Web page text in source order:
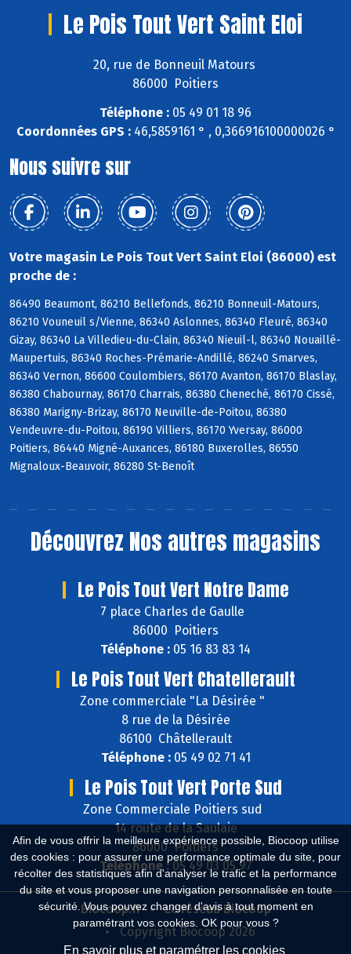
Afin de vous offrir la meilleure expérience possible, Biocoop utilise
des cookies : pour assurer une performance optimale du site, pour
récolter des statistiques afin d'analyser le trafic et la performance
du site et vous proposer une navigation personnalisée en toute
sécurité. Vous pouvez changer d'avis à tout moment en
paramétrant vos cookies. OK pour vous ?
En savoir plus et paramétrer les cookies
Le Pois Tout Vert Saint Eloi
20, rue de Bonneuil Matours
86000 Poitiers
Téléphone : 05 49 01 18 96
Coordonnées GPS :46,5859161 ° , 0,366916100000026 °
Nous suivre sur
Votre magasin Le Pois Tout Vert Saint Eloi (86000) est
proche de :
86490 Beaumont, 86210 Bellefonds, 86210 Bonneuil-Matours,
86210 Vouneuil s/Vienne, 86340 Aslonnes, 86340 Fleuré, 86340
Gizay, 86340 La Villedieu-du-Clain, 86340 Nieuil-l, 86340 Nouaillé-
Maupertuis, 86340 Roches-Prémarie-Andillé, 86240 Smarves,
86340 Vernon, 86600 Coulombiers, 86170 Avanton, 86170 Blaslay,
86380 Chabournay, 86170 Charrais, 86380 Cheneché, 86170 Cissé,
86380 Marigny-Brizay, 86170 Neuville-de-Poitou, 86380
Vendeuvre-du-Poitou, 86190 Villiers, 86170 Yversay, 86000
Poitiers, 86440 Migné-Auxances, 86180 Buxerolles, 86550
Mignaloux-Beauvoir, 86280 St-Benoît
Découvrez Nos autres magasins
Le Pois Tout Vert Notre Dame
7 place Charles de Gaulle
86000 Poitiers
Téléphone : 05 16 83 83 14
Le Pois Tout Vert Chatellerault
Zone commerciale "La Désirée "
8 rue de la Désirée
86100 Châtellerault
Téléphone :05 49 02 71 41
Le Pois Tout Vert Porte Sud
Zone Commerciale Poitiers sud
14 route de la Saulaie
86000 Poitiers
Téléphone :05 49 03 05 97
Biocoop.fr
Le réseau Biocoop
Copyright Biocoop 2026